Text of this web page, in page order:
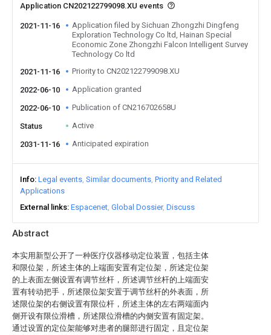
Abstract
本实用新型公开了一种医疗仪器移动定位装置，包括主体
和限位架，所述主体的上端面安置有定位架，所述定位架
的上表面左侧设置有调节丝杆，所述调节丝杆的上端面安
置有转动把手，所述限位架安置于调节丝杆的外表面，所
述限位架的右侧设置有限位杆，所述主体的左右两端面内
侧开设有限位滑槽，所述限位滑槽的内侧安置有固定架。
通过设置的定位架能够对患者的腿部进行固定，且定位架
Application CN202122799098.XU events
2021-11-16
Application filed by Sichuan Zhongzhi Dingfeng
Exploration Technology Co ltd, Hainan Special
Economic Zone Zhongzhi Falcon Intelligent Survey
Technology Co ltd
2021-11-16
Priority to CN202122799098.XU
2022-06-10 Application granted
2022-06-10 Publication of CN216702658U
Status Active
2031-11-16 Anticipated expiration
Info Legal events Similar documents Priority and Related
Applications
External links Espacenet Global Dossier Discuss